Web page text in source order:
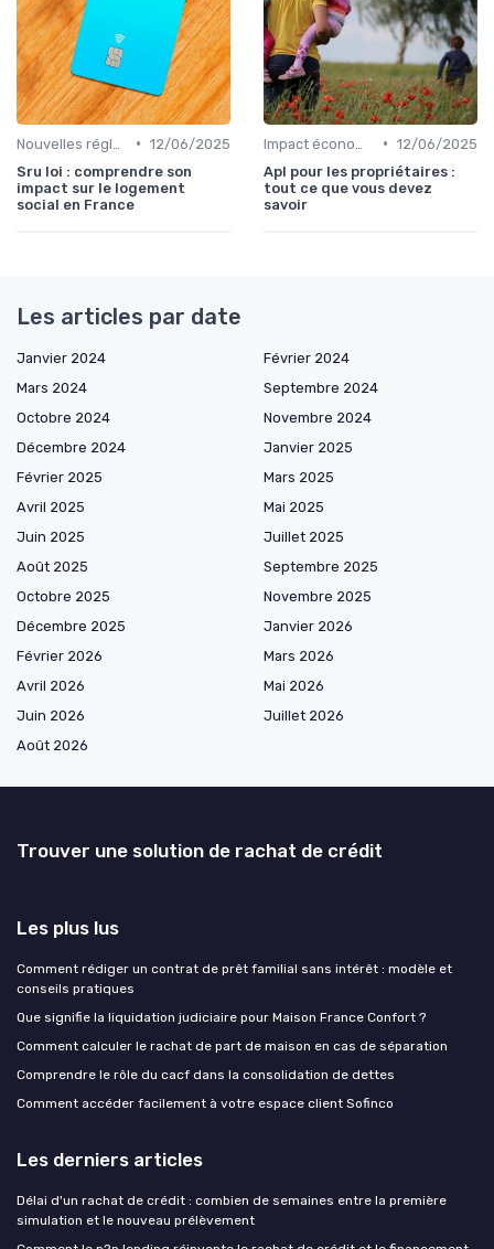
• 12/06/2025
Sru loi : comprendre son
impact sur le logement
social en France
• 12/06/2025
Apl pour les propriétaires :
tout ce que vous devez
savoir
Les articles par date
Janvier 2024
Février 2024
Mars 2024
Septembre 2024
Octobre 2024
Novembre 2024
Décembre 2024
Janvier 2025
Février 2025
Mars 2025
Avril 2025
Mai 2025
Juin 2025
Juillet 2025
Août 2025
Septembre 2025
Octobre 2025
Novembre 2025
Décembre 2025
Janvier 2026
Février 2026
Mars 2026
Avril 2026
Mai 2026
Juin 2026
Juillet 2026
Août 2026
Trouver une solution de rachat de crédit
Les plus lus
Comment rédiger un contrat de prêt familial sans intérêt : modèle et
conseils pratiques
Que signifie la liquidation judiciaire pour Maison France Confort ?
Comment calculer le rachat de part de maison en cas de séparation
Comprendre le rôle du cacf dans la consolidation de dettes
Comment accéder facilement à votre espace client Sofinco
Les derniers articles
Délai d'un rachat de crédit : combien de semaines entre la première
simulation et le nouveau prélèvement